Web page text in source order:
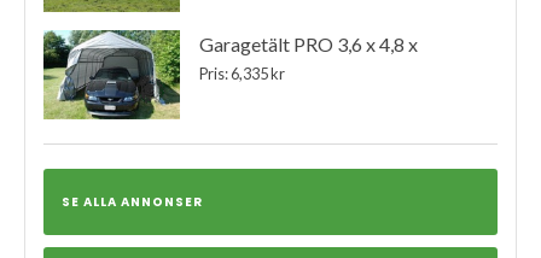
Garagetält PRO 3,6 x 4,8 x
Pris: 6,335 kr
SE ALLA ANNONSER